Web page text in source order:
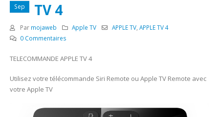
Sep
TV 4
Par mojaweb Apple TV APPLE TV ,APPLE TV 4
0 Commentaires
TELECOMMANDE APPLE TV 4
Utilisez votre télécommande Siri Remote ou Apple TV Remote avec
votre Apple TV